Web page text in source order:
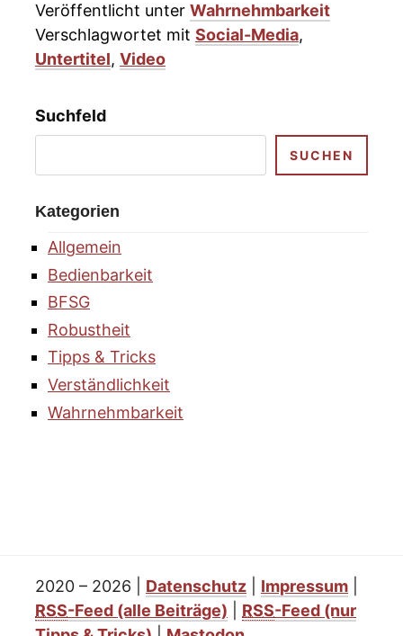
Veröffentlicht unter Wahrnehmbarkeit
Verschlagwortet mit Social-Media,
Untertitel, Video
Suchfeld
SUCHEN
Kategorien
Allgemein
Bedienbarkeit
BFSG
Robustheit
Tipps & Tricks
Verständlichkeit
Wahrnehmbarkeit
2020 – 2026 Datenschutz Impressum
RSS-Feed (alle Beiträge) RSS-Feed (nur